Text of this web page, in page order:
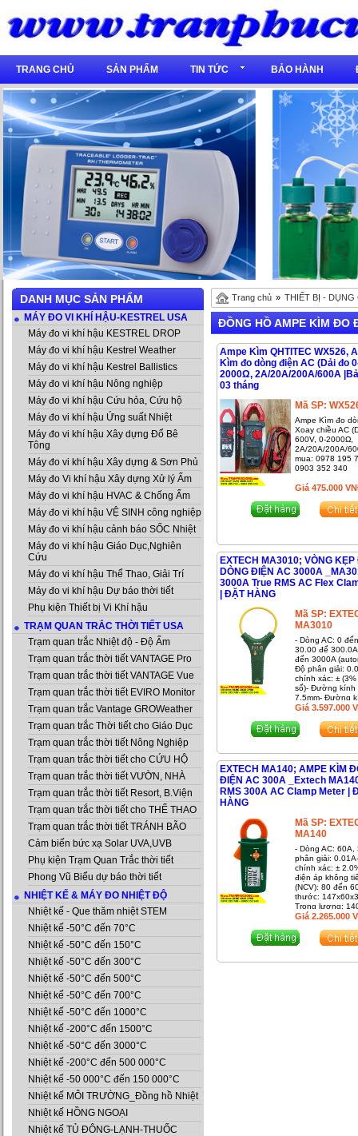
TRANG CHỦ SẢN PHẨM TIN TỨC BẢO HÀNH
DANH MỤC SẢN PHẨM
MÁY ĐO VI KHÍ HẬU-KESTREL USA
Máy đo vi khí hậu KESTREL DROP
Máy đo vi khí hậu Kestrel Weather
Máy đo vi khí hậu Kestrel Ballistics
Máy đo vi khí hậu Nông nghiệp
Máy đo vi khí hậu Cứu hỏa, Cứu hộ
Máy đo vi khí hậu Ứng suất Nhiệt
Máy đo vi khí hậu Xây dựng Đổ Bê
Tông
Máy đo vi khí hậu Xây dựng & Sơn Phủ
Máy đo Vi khí hậu Xây dựng Xử lý Ẩm
Máy đo vi khí hậu HVAC & Chống Ẩm
Máy đo vi khí hậu VỆ SINH công nghiệp
Máy đo vi khí hậu cảnh báo SỐC Nhiệt
Máy đo vi khí hậu Giáo Dục,Nghiên
Cứu
Máy đo vi khí hậu Thể Thao, Giải Trí
Máy đo vi khí hậu Dự báo thời tiết
Phụ kiện Thiết bị Vi Khí hậu
TRẠM QUAN TRẮC THỜI TIẾT USA
Trạm quan trắc Nhiệt độ - Độ Ẩm
Trạm quan trắc thời tiết VANTAGE Pro
Trạm quan trắc thời tiết VANTAGE Vue
Trạm quan trắc thời tiết EVIRO Monitor
Trạm quan trắc Vantage GROWeather
Trạm quan trắc Thời tiết cho Giáo Dục
Trạm quan trắc thời tiết Nông Nghiệp
Trạm quan trắc thời tiết cho CỨU HỘ
Trạm quan trắc thời tiết VƯỜN, NHÀ
Trạm quan trắc thời tiết Resort, B.Viện
Trạm quan trắc thời tiết cho THỂ THAO
Trạm quan trắc thời tiết TRÁNH BÃO
Cảm biến bức xạ Solar UVA,UVB
Phụ kiện Trạm Quan Trắc thời tiết
Phong Vũ Biểu dự báo thời tiết
NHIỆT KẾ & MÁY ĐO NHIỆT ĐỘ
Nhiệt kế - Que thăm nhiệt STEM
Nhiệt kế -50°C đến 70°C
Nhiệt kế -50°C đến 150°C
Nhiệt kế -50°C đến 300°C
Nhiệt kế -50°C đến 500°C
Nhiệt kế -50°C đến 700°C
Nhiệt kế -50°C đến 1000°C
Nhiệt kế -200°C đến 1500°C
Nhiệt kế -50°C đến 3000°C
Nhiệt kế -200°C đến 500 000°C
Nhiệt kế -50 000°C đến 150 000°C
Nhiệt kế MÔI TRƯỜNG_Đồng hồ Nhiệt
Nhiệt kế HỒNG NGOẠI
Nhiệt kế TỦ ĐÔNG-LẠNH-THUỐC
Trang chủ » THIẾT BỊ -
ĐỒNG HỒ AMPE KÌM ĐO
Ampe Kìm QHTITEC WX526,
Kìm đo dòng điện AC (Dải đo
2000Ω, 2A/20A/200A/600A
03 tháng
Mã SP:
Ampe Kìm đo
Xoay chiều AC
600V, 0-2000Ω,
2A/20A/200A/
mua: 0978 195
0903 352 340
Giá 475.000
EXTECH MA3010; VÒNG KẸP
DÒNG ĐIỆN AC 3000A
3000A True RMS AC Flex
| ĐẶT HÀNG
Mã SP:
MA3010
- Dòng AC: 0
30.00 để
đến 3000A
Độ phân giải:
chính xác: ±
số)- Đường kính
7.5mm- Đường
cáp: 0.51"
Giá 3.597.000
EXTECH MA140; AMPE KÌM
ĐIỆN AC 300A _Extech
RMS 300A AC Clamp Meter |
HÀNG
Mã SP:
MA140
- Dòng AC: 60A,
phân giải:
chính xác: ±
điện áp không
(NCV): 80 đến
thước:
Trọng lượng:
Giá 2.265.000